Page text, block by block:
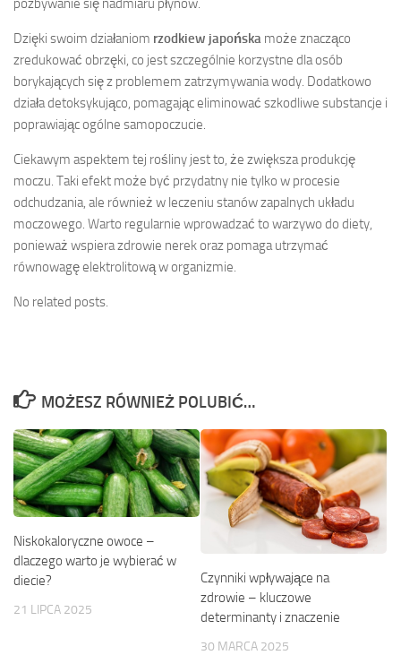
pozbywanie się nadmiaru płynów.
Dzięki swoim działaniom rzodkiew japońska może znacząco
zredukować obrzęki, co jest szczególnie korzystne dla osób
borykających się z problemem zatrzymywania wody. Dodatkowo
działa detoksykująco, pomagając eliminować szkodliwe substancje i
poprawiając ogólne samopoczucie.
Ciekawym aspektem tej rośliny jest to, że zwiększa produkcję
moczu. Taki efekt może być przydatny nie tylko w procesie
odchudzania, ale również w leczeniu stanów zapalnych układu
moczowego. Warto regularnie wprowadzać to warzywo do diety,
ponieważ wspiera zdrowie nerek oraz pomaga utrzymać
równowagę elektrolitową w organizmie.
No related posts.
MOŻESZ RÓWNIEŻ POLUBIĆ…
Niskokaloryczne owoce –
dlaczego warto je wybierać w
diecie?
21 LIPCA 2025
Czynniki wpływające na
zdrowie – kluczowe
determinanty i znaczenie
30 MARCA 2025